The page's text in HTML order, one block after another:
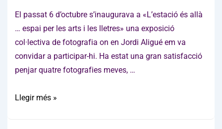
El passat 6 d’octubre s’inaugurava a «L’estació és allà
… espai per les arts i les lletres» una exposició
col·lectiva de fotografia on en Jordi Aligué em va
convidar a participar-hi. Ha estat una gran satisfacció
penjar quatre fotografies meves, …
Col·lectiva
Llegir més »